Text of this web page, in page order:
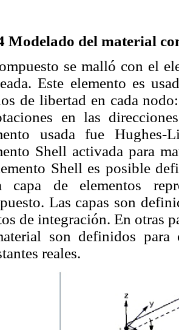
Modelado del material
se malló con el
Este elemento es
de libertad en cada
en las
usada fue
Shell activada para
Shell es posible
capa de elementos
Las capas son
de integración. En otras
son definidos para
reales.